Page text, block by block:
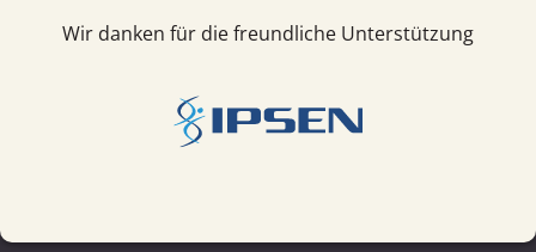
Wir danken für die freundliche Unterstützung